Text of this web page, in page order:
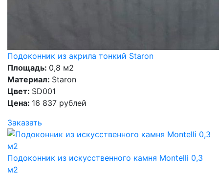
Подоконник из акрила тонкий Staron
Площадь: 0,8 м2
Материал: Staron
Цвет: SD001
Цена: 16 837 рублей
Заказать
Подоконник из искусственного камня Montelli 0,3
м2